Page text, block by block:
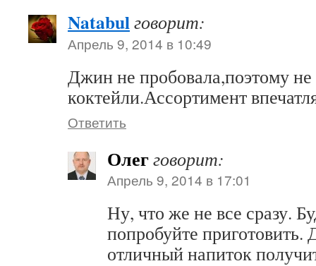
Natabulговорит:
Апрель 9, 2014 в 10:49
Джин не пробовала,поэтому
коктейли.Ассортимент
Ответить
Олегговорит:
Апрель 9, 2014 в 17:01
Ну, что же не все сразу.
попробуйте
отличный напиток